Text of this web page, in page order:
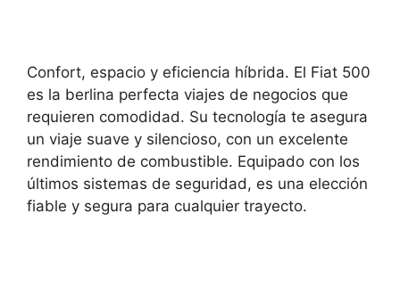
Confort, espacio y eficiencia híbrida. El Fiat 500
es la berlina perfecta viajes de negocios que
requieren comodidad. Su tecnología te asegura
un viaje suave y silencioso, con un excelente
rendimiento de combustible. Equipado con los
últimos sistemas de seguridad, es una elección
fiable y segura para cualquier trayecto.